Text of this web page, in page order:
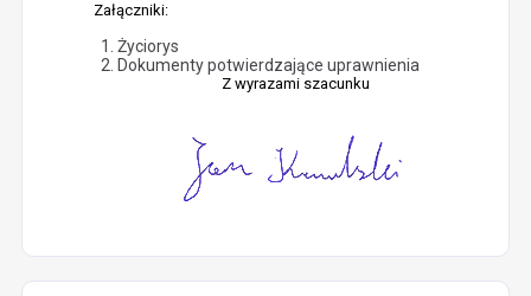
Załączniki:
Życiorys
Dokumenty potwierdzające uprawnienia
Z wyrazami szacunku